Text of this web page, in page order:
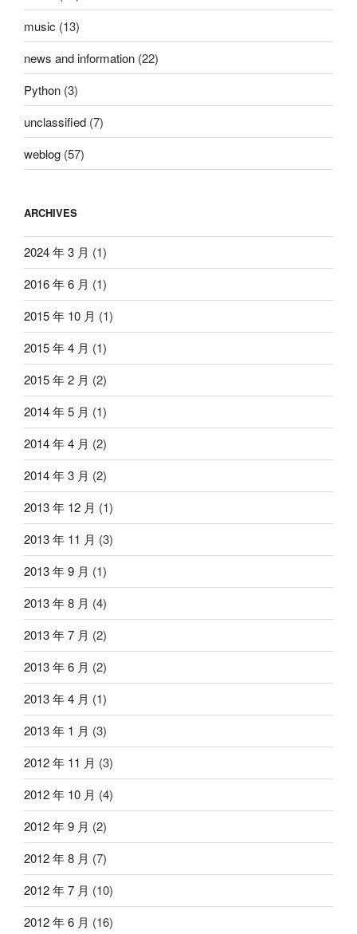
music (13)
news and information (22)
Python (3)
unclassified (7)
weblog (57)
ARCHIVES
2024 年 3 月 (1)
2016 年 6 月 (1)
2015 年 10 月 (1)
2015 年 4 月 (1)
2015 年 2 月 (2)
2014 年 5 月 (1)
2014 年 4 月 (2)
2014 年 3 月 (2)
2013 年 12 月 (1)
2013 年 11 月 (3)
2013 年 9 月 (1)
2013 年 8 月 (4)
2013 年 7 月 (2)
2013 年 6 月 (2)
2013 年 4 月 (1)
2013 年 1 月 (3)
2012 年 11 月 (3)
2012 年 10 月 (4)
2012 年 9 月 (2)
2012 年 8 月 (7)
2012 年 7 月 (10)
2012 年 6 月 (16)